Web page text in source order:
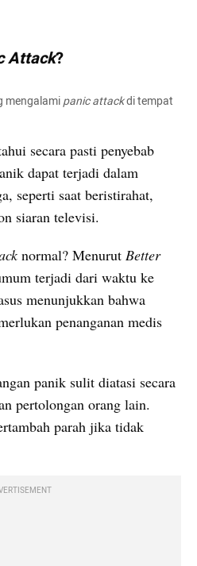
Attack?
mengalami panic attack di tempat
dapat terjadi dalam
seperti saat beristirahat,
siaran televisi.
normal? Menurut Better
terjadi dari waktu ke
menunjukkan bahwa
penanganan medis
panik sulit diatasi secara
pertolongan orang lain.
parah jika tidak